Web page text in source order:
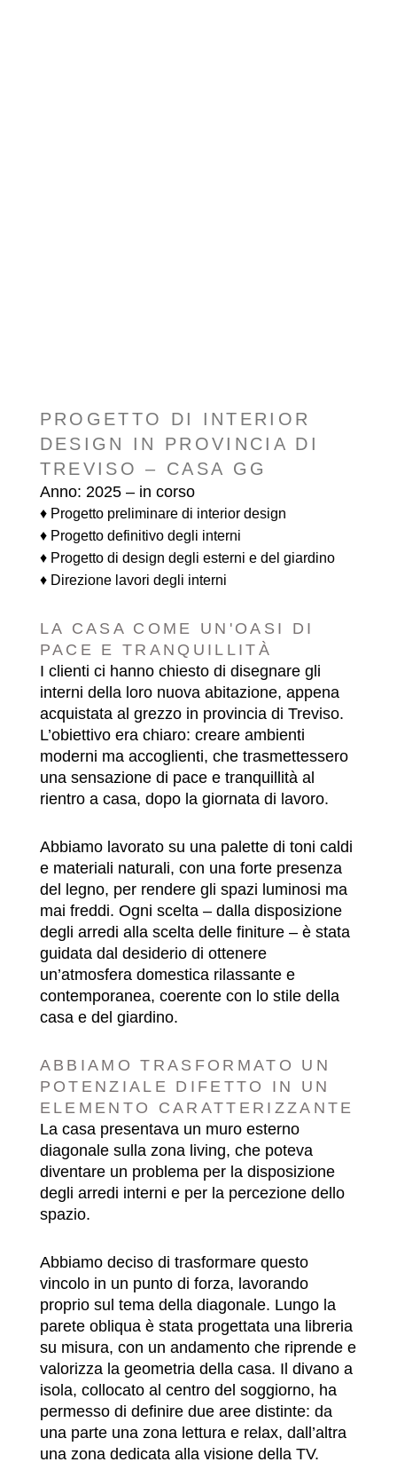
PROGETTO DI INTERIOR
DESIGN IN PROVINCIA DI
TREVISO – CASA GG
Anno: 2025 – in corso
♦ Progetto preliminare di interior design
♦ Progetto definitivo degli interni
♦ Progetto di design degli esterni e del giardino
♦ Direzione lavori degli interni
LA CASA COME UN'OASI DI
PACE E TRANQUILLITÀ
I clienti ci hanno chiesto di disegnare gli
interni della loro nuova abitazione, appena
acquistata al grezzo in provincia di Treviso.
L’obiettivo era chiaro: creare ambienti
moderni ma accoglienti, che trasmettessero
una sensazione di pace e tranquillità al
rientro a casa, dopo la giornata di lavoro.
Abbiamo lavorato su una palette di toni caldi
e materiali naturali, con una forte presenza
del legno, per rendere gli spazi luminosi ma
mai freddi. Ogni scelta – dalla disposizione
degli arredi alla scelta delle finiture – è stata
guidata dal desiderio di ottenere
un’atmosfera domestica rilassante e
contemporanea, coerente con lo stile della
casa e del giardino.
ABBIAMO TRASFORMATO UN
POTENZIALE DIFETTO IN UN
ELEMENTO CARATTERIZZANTE
La casa presentava un muro esterno
diagonale sulla zona living, che poteva
diventare un problema per la disposizione
degli arredi interni e per la percezione dello
spazio.
Abbiamo deciso di trasformare questo
vincolo in un punto di forza, lavorando
proprio sul tema della diagonale. Lungo la
parete obliqua è stata progettata una libreria
su misura, con un andamento che riprende e
valorizza la geometria della casa. Il divano a
isola, collocato al centro del soggiorno, ha
permesso di definire due aree distinte: da
una parte una zona lettura e relax, dall’altra
una zona dedicata alla visione della TV.